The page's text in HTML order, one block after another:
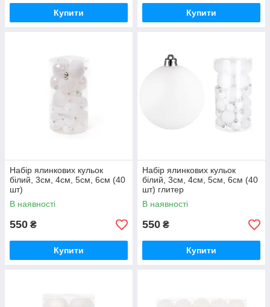
Купити Купити
Набір ялинкових кульок
білий, 3см, 4см, 5см, 6см (40
шт)
В наявності
550 ₴
Купити
Набір ялинкових кульок
білий, 3см, 4см, 5см, 6см (40
шт) глитер
В наявності
550 ₴
Купити